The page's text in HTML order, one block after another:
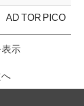
AD TOR PICO
表示